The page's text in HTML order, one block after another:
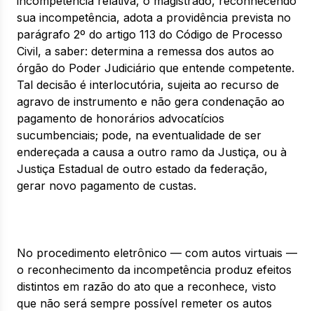
sua incompetência, adota a providência prevista no
parágrafo 2º do artigo 113 do Código de Processo
Civil, a saber: determina a remessa dos autos ao
órgão do Poder Judiciário que entende competente.
Tal decisão é interlocutória, sujeita ao recurso de
agravo de instrumento e não gera condenação ao
pagamento de honorários advocatícios
sucumbenciais; pode, na eventualidade de ser
endereçada a causa a outro ramo da Justiça, ou à
Justiça Estadual de outro estado da federação,
gerar novo pagamento de custas.
No procedimento eletrônico — com autos virtuais —
o reconhecimento da incompetência produz efeitos
distintos em razão do ato que a reconhece, visto
que não será sempre possível remeter os autos